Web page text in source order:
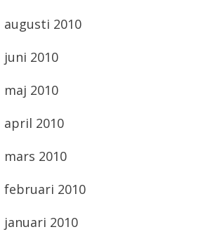
augusti 2010
juni 2010
maj 2010
april 2010
mars 2010
februari 2010
januari 2010